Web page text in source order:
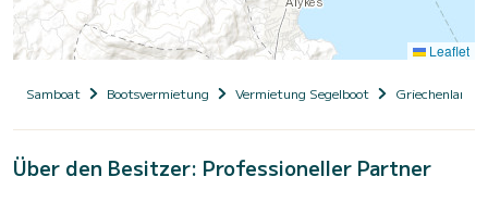
Leaflet
Samboat Bootsvermietung Vermietung Segelboot Griechenland
Über den Besitzer: Professioneller Partner